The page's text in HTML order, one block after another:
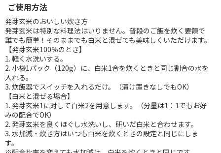
ご使用方法
発芽玄米のおいしい炊き方
発芽玄米は特別な料理法はいりません。普段のご飯を炊く要領で
誰でも簡単！そのままでも白米と混ぜても美味しくいただけます。
【発芽玄米100％のとき】
1. 軽く水洗いする。
2. 小袋1パック（120g）に、白米1合を炊くときと同じ割合の水を
入れる。
3. 炊飯器でスイッチを入れるだけ。（漬け置きなしでもOK）
【白米と混ぜる場合】
1. 発芽玄米1に対して白米2を用意します。（分量は1：1でもお好
みの配合でOK）
2. 発芽玄米を良くほぐし水洗いし、研いだ白米と合わせます。
3. 水加減・炊き方はいつも白米を炊くときの設定と同じにしま
す。